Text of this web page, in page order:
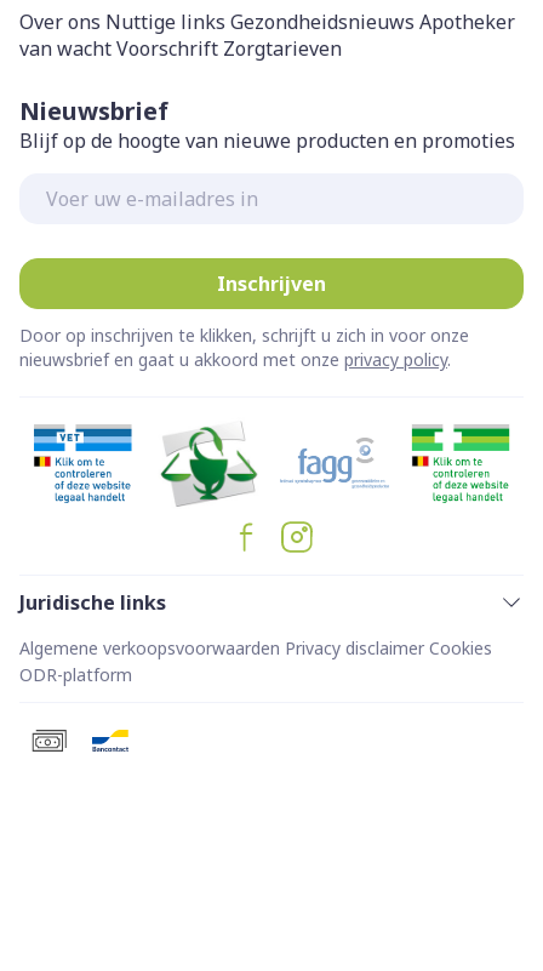
Over ons Nuttige links Gezondheidsnieuws Apotheker
van wachtVoorschrift Zorgtarieven
Nieuwsbrief
Blijf op de hoogte van nieuwe producten en promoties
Inschrijven
Door op inschrijven te klikken, schrijft u zich in voor onze
nieuwsbrief en gaat u akkoord met onze privacy policy.
Juridische links
Algemene verkoopsvoorwaarden Privacy disclaimer Cookies
ODR-platform